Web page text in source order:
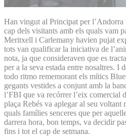
Han vingut al Principat per
cap dels visitants amb els quals vam
Meritxell i Carlemany havien pujat
tots van qualificar la iniciativa de
nota, ja que consideraven que es
per a la seva estada entre nosaltres. I
todo ritmo rememorant els mítics
gegants vestides a conjunt amb la
l’FBI que va recórrer l’eix comercial
plaça Rebés va aplegar al seu voltant
quals famílies senceres que per
darrera hora, bon temps, va decidir
fins i tot el cap de setmana.